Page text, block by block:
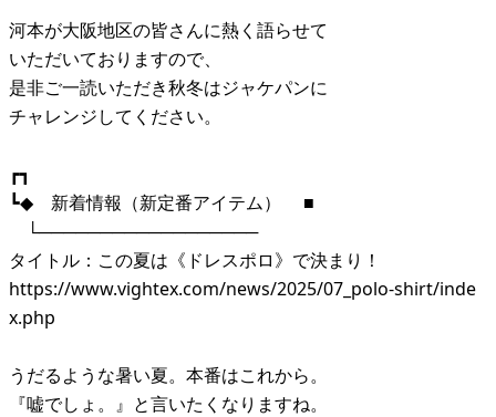
河本が大阪地区の皆さんに熱く語らせて
いただいておりますので、
是非ご一読いただき秋冬はジャケパンに
チャレンジしてください。
┏┓
┗◆ 新着情報（新定番アイテム） ■
└──────────────────
タイトル：この夏は《ドレスポロ》で決まり！
https://www.vightex.com/news/2025/07_polo-shirt/inde
x.php
うだるような暑い夏。本番はこれから。
『嘘でしょ。』と言いたくなりますね。